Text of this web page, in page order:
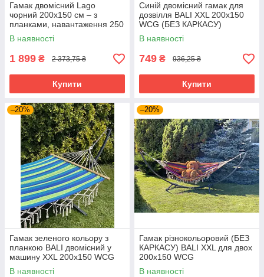
Гамак двомісний Lago
чорний 200х150 см – з
планками, навантаження 250
кг
В наявності
1 899 ₴ 2 373,75 ₴
Купити
Синій двомісний гамак для
дозвілля BALI XXL 200х150
WCG (БЕЗ КАРКАСУ)
В наявності
749 ₴ 936,25 ₴
Купити
–20%
Гамак зеленого кольору з
планкою BALI двомісний у
машину XXL 200х150 WCG
(БЕЗ КАРКАСУ)
В наявності
–20%
Гамак різнокольоровий (БЕЗ
КАРКАСУ) BALI XXL для двох
200х150 WCG
В наявності